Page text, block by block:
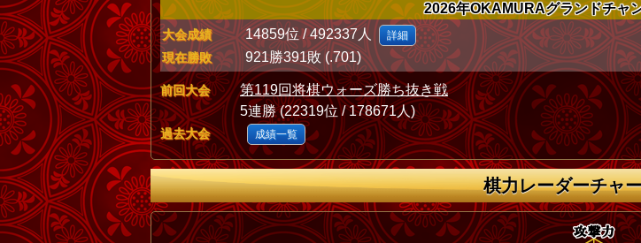
2026年OKAMURAグランドチャ
大会成績 14859位 / 492337人 詳細
現在勝敗 921勝391敗 (.701)
前回大会
第119回将棋ウォーズ勝ち抜き戦
5連勝 (22319位 / 178671人)
過去大会 成績一覧
棋力レーダーチャ